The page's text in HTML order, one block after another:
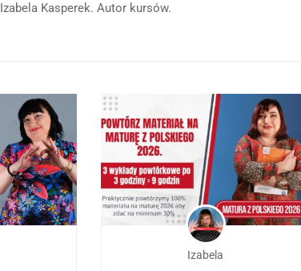
Izabela Kasperek. Autor kursów.
Izabela